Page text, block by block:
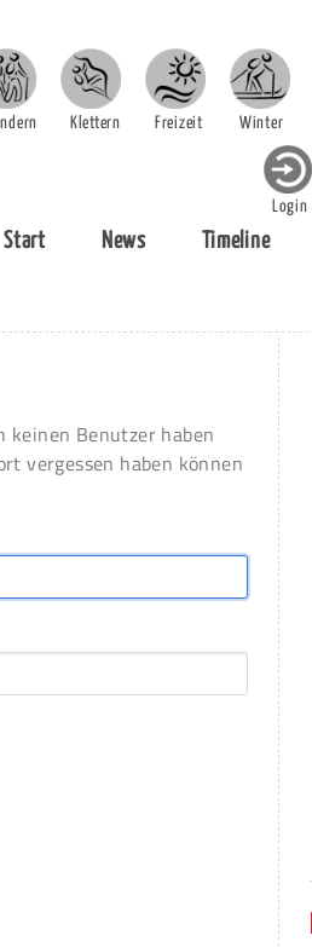
Klettern Freizeit Winter
Login
Start News Timeline
keinen Benutzer haben
vergessen haben können